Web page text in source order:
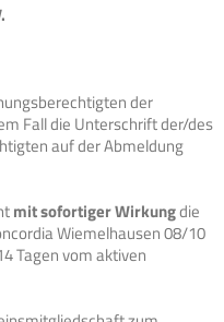
der
Fall die Unterschrift der/des
auf der Abmeldung
mit sofortiger Wirkungdie
Wiemelhausen 08/10
Tagen vom aktiven